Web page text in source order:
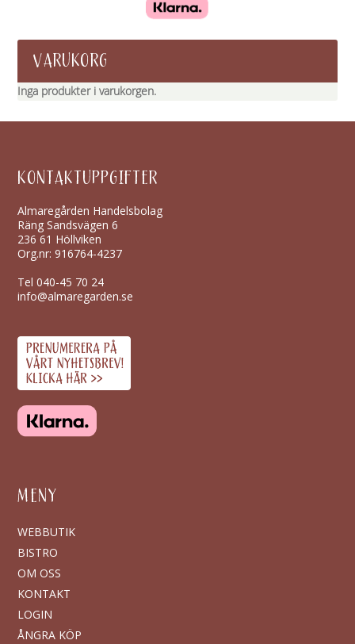
VARUKORG
Inga produkter i varukorgen.
KONTAKTUPPGIFTER
Almaregården Handelsbolag
Räng Sandsvägen 6
236 61 Höllviken
Org.nr: 916764-4237
Tel040-45 70 24
info@almaregarden.se
MENY
WEBBUTIK
BISTRO
OM OSS
KONTAKT
LOGIN
ÅNGRA KÖP